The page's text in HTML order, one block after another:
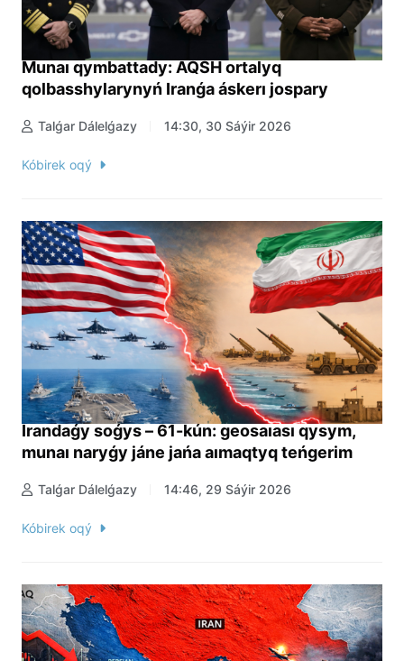
Munaı qymbattady: AQSH ortalyq
qolbasshylarynyń Iranǵa áskerı jospary
Talǵar Dálelǵazy 14:30, 30 Sáýir 2026
Kóbirek oqý
Irandaǵy soǵys – 61-kún: geosaıası qysym,
munaı naryǵy jáne jańa aımaqtyq teńgerim
Talǵar Dálelǵazy 14:46, 29 Sáýir 2026
Kóbirek oqý